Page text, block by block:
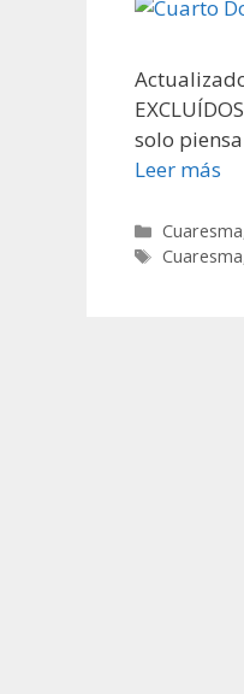
solo
Leer más
Cuaresma
Etiquetas
Cuaresma